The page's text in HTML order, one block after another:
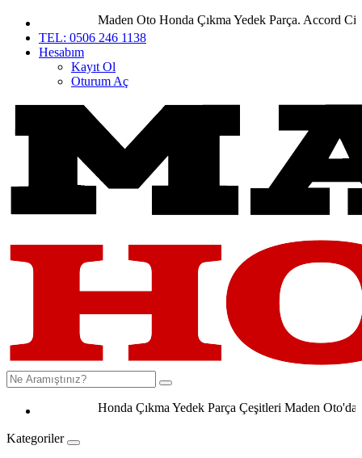
Maden Oto Honda Çıkma Yedek Parça. Accord City
TEL: 0506 246 1138
Hesabım
Kayıt Ol
Oturum Aç
Honda Çıkma Yedek Parça Çeşitleri Maden Oto'da
Kategoriler